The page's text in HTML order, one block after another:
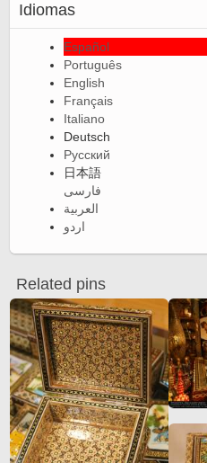
Idiomas
Español
Português
English
Français
Italiano
Deutsch
Русский
日本語
فارسی
العربية
اردو
Related pins